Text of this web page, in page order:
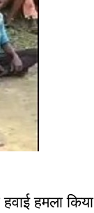
हमला किया